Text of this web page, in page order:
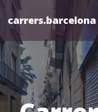
carrers.barcelona